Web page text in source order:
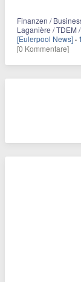
Finanzen /
Laganière / TDEM
[Eulerpool News] ·
[0 Kommentare]